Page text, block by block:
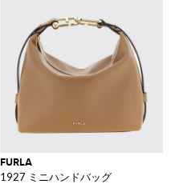
FURLA
1927 ミニハンドバッグ